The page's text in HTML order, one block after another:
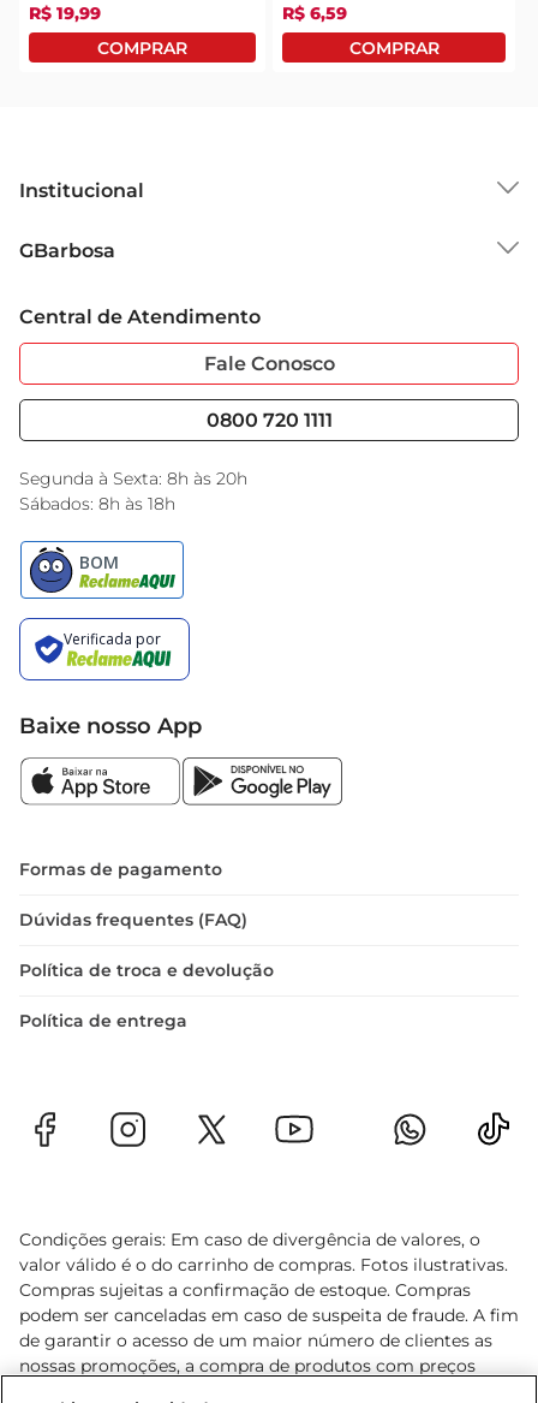
R$ 19,99 R$ 6,59
Institucional
Grupo Cencosud
Sobre Privacidade
Portal do Fornecedo
Nossas Lojas
GBarbosa
Garantia Estendida
Serviços
Black Friday
Encarte do Dia
Central de Atendimento
Fale Conosco
0800 720 1111
Segunda à Sexta: 8h às 20h
Sábados: 8h às 18h
Baixe nosso App
Formas de pagamento
Dúvidas frequentes (FAQ)
Política de troca e devolução
Política de entrega
Condições gerais: Em caso de divergência de valores, o
valor válido é o do carrinho de compras. Fotos ilustrativas.
Compras sujeitas a confirmação de estoque. Compras
podem ser canceladas em caso de suspeita de fraude. A fim
de garantir o acesso de um maior número de clientes as
nossas promoções, a compra de produtos com preços